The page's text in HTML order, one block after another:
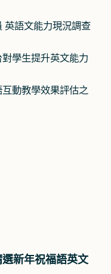
英語文能力現況調查
學生提升英文能力
動教學效果評估之
選新年祝福語英文